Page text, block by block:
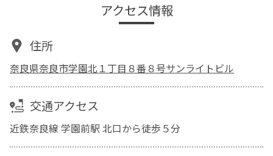
アクセス情報
住所
奈良県奈良市学園北１丁目８番８号サンライトビル
交通アクセス
近鉄奈良線 学園前駅 北口から徒歩５分